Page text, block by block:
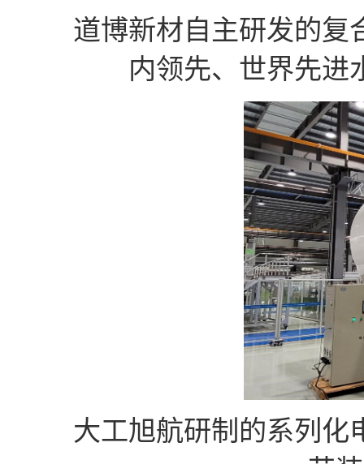
道博新材自主研发的复
内领先、世界先进
大工旭航研制的系列化